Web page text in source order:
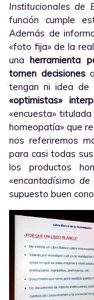
Institucionales de
función cumple
Además de
«foto fija» de la
una herramienta
tomen decisiones
tengan ni idea de
«optimistas»
«encuesta»
homeopatía» que
nos referiremos
para casi todas
los productos
«encantadísimo
supuesto buen